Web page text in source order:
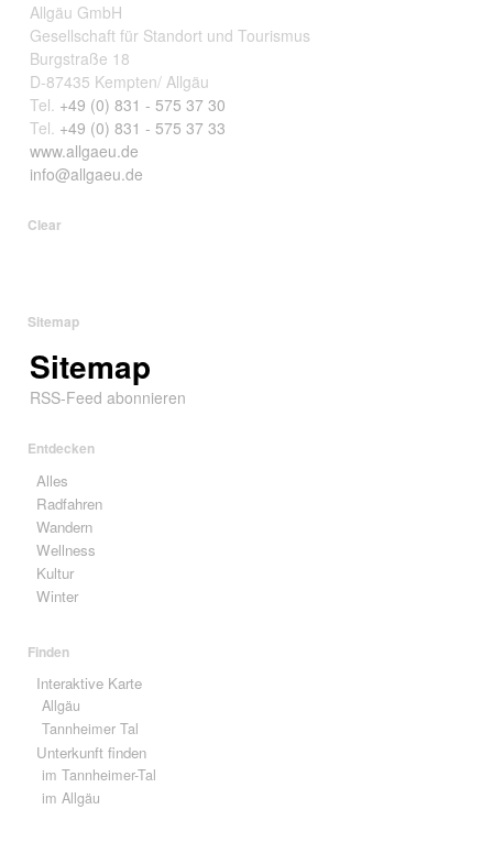
Allgäu GmbH
Gesellschaft für Standort und Tourismus
Burgstraße 18
D-87435 Kempten/ Allgäu
Tel. +49 (0) 831 - 575 37 30
Tel. +49 (0) 831 - 575 37 33
www.allgaeu.de
info@allgaeu.de
Clear
Sitemap
Sitemap
RSS-Feed abonnieren
Entdecken
Alles
Radfahren
Wandern
Wellness
Kultur
Winter
Finden
Interaktive Karte
Allgäu
Tannheimer Tal
Unterkunft finden
im Tannheimer-Tal
im Allgäu